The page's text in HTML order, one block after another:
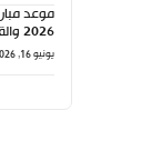
موعد
2026 والقنوات الناقلة
يونيو 16, 2026